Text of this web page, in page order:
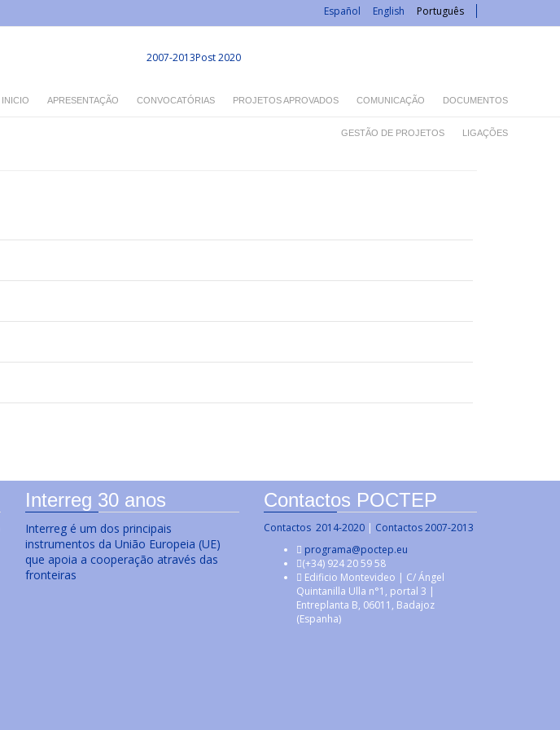
Español English Português
INICIO APRESENTAÇÃO CONVOCATÓRIAS PROJETOS APROVADOS COMUNICAÇÃO DOCUMENTOS
GESTÃO DE PROJETOS LIGAÇÕES
2007-2013Post 2020
Interreg 30 anos
Interreg é um dos principais
instrumentos da União Europeia (UE)
que apoia a cooperação através das
fronteiras
Contactos POCTEP
Contactos 2014-2020| Contactos 2007-2013
programa@poctep.eu
(+34) 924 20 59 58
Edificio Montevideo | C/ Ángel
Quintanilla Ulla n°1, portal 3 |
Entreplanta B, 06011, Badajoz
(Espanha)